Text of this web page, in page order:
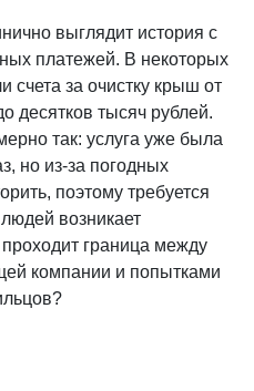
выглядит история с
платежей. В некоторых
счета за очистку крыш от
десятков тысяч рублей.
так: услуга уже была
но из-за погодных
поэтому требуется
возникает
граница между
компании и попытками